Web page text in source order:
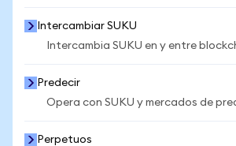
Intercambiar SUKU
Intercambia SUKU en y entre
Predecir
Opera con SUKU y mercados de
Perpetuos